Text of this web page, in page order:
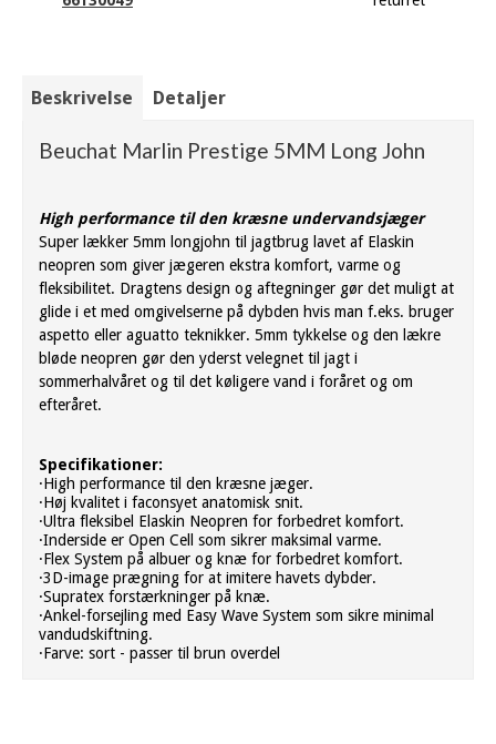
Beskrivelse Detaljer
Beuchat Marlin Prestige 5MM Long John
High performance til den kræsne undervandsjæger
Super lækker 5mm longjohn til jagtbrug lavet af Elaskin
neopren som giver jægeren ekstra komfort, varme og
fleksibilitet. Dragtens design og aftegninger gør det muligt at
glide i et med omgivelserne på dybden hvis man f.eks. bruger
aspetto eller aguatto teknikker. 5mm tykkelse og den lækre
bløde neopren gør den yderst velegnet til jagt i
sommerhalvåret og til det køligere vand i foråret og om
efteråret.
Specifikationer:
·High performance til den kræsne jæger.
·Høj kvalitet i faconsyet anatomisk snit.
·Ultra fleksibel Elaskin Neopren for forbedret komfort.
·Inderside er Open Cell som sikrer maksimal varme.
·Flex System på albuer og knæ for forbedret komfort.
·3D-image prægning for at imitere havets dybder.
·Supratex forstærkninger på knæ.
·Ankel-forsejling med Easy Wave System som sikre minimal
vandudskiftning.
·Farve: sort - passer til brun overdel